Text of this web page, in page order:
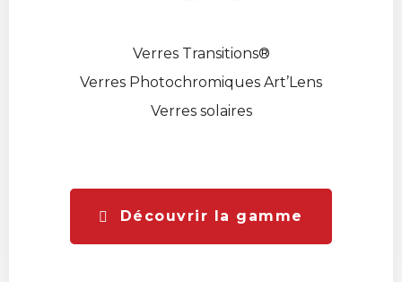
Verres Transitions®
Verres Photochromiques Art’Lens
Verres solaires
Découvrir la gamme